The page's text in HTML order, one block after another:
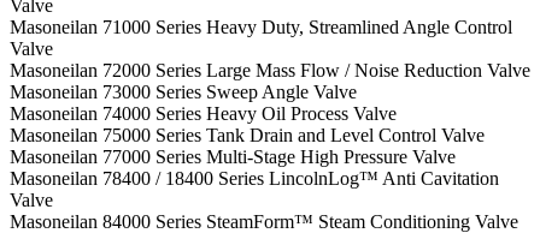
Valve
Masoneilan 71000 Series Heavy Duty, Streamlined Angle Control
Valve
Masoneilan 72000 Series Large Mass Flow / Noise Reduction Valve
Masoneilan 73000 Series Sweep Angle Valve
Masoneilan 74000 Series Heavy Oil Process Valve
Masoneilan 75000 Series Tank Drain and Level Control Valve
Masoneilan 77000 Series Multi-Stage High Pressure Valve
Masoneilan 78400 / 18400 Series LincolnLog™ Anti Cavitation
Valve
Masoneilan 84000 Series SteamForm™ Steam Conditioning Valve